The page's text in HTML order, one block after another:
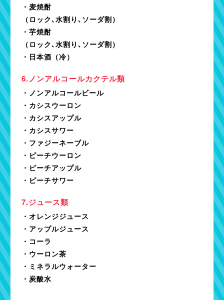
・麦焼酎
（ロック､水割り､ソーダ割）
・芋焼酎
（ロック､水割り､ソーダ割）
・日本酒（冷）
ノンアルコールカクテル類
・ノンアルコールビール
・カシスウーロン
・カシスアップル
・カシスサワー
・ファジーネーブル
・ピーチウーロン
・ピーチアップル
・ピーチサワー
ジュース類
・オレンジジュース
・アップルジュース
・コーラ
・ウーロン茶
・ミネラルウォーター
・炭酸水